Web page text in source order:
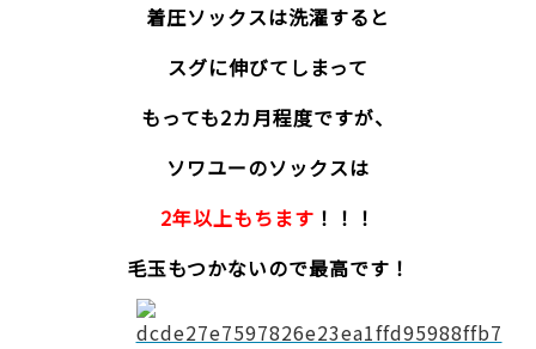
着圧ソックスは洗濯すると
スグに伸びてしまって
もっても2カ月程度ですが、
ソワユーのソックスは
2年以上もちます ！！！
毛玉もつかないので最高です！